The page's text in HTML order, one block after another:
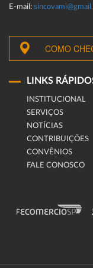
E-mail:
COMO
LINKS
INSTITUCIONAL
SERVIÇOS
NOTÍCIAS
CONTRIBUIÇÕES
CONVÊNIOS
FALE CONOSCO